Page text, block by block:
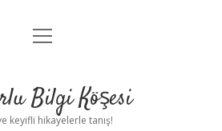
Anasayfa
Yasal Uyarı
menüyü
Bilgi Köşesi
keyifli hikayelerle tanış!